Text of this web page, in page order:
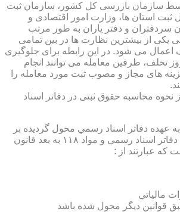
سازمان بازرسی کل کشور، سازمان ثبت
ثبت استان ها، وزارت امور اقتصادی و
سردفتران و دفتر یاران به طور مرتب
یکی از بیشترین نظارت ها در بین تمامی
اعمال می شود. در این رابطه برای جلوگیری
تخلف، طرفین معامله می توانند انجام
های مجاز و مصوب ثبت مورد معامله را
نحوه محاسبه حقوق ثبتی در دفاتر اسناد
دفاتر اسناد رسمي محول گرديده بر
اساس ماده ۵۰ قانون دفاتر اسناد رسمي و مواد ۱۱۸ به بعد قانون
كه عبارتند از :